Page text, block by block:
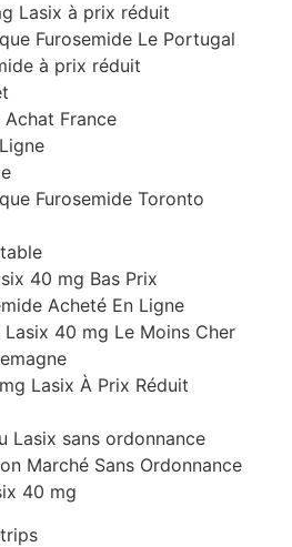
Lasix à prix réduit
Furosemide Le Portugal
à prix réduit
France
Furosemide Toronto
40 mg Bas Prix
Acheté En Ligne
40 mg Le Moins Cher
Lasix À Prix Réduit
Lasix sans ordonnance
Marché Sans Ordonnance
40 mg